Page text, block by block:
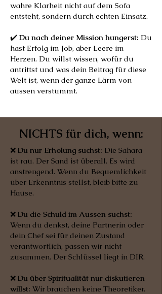
wahre Klarheit nicht auf dem Sofa
entsteht, sondern durch echten Einsatz.
✔️ Du nach deiner Mission hungerst: Du
hast Erfolg im Job, aber Leere im
Herzen. Du willst wissen, wofür du
antrittst und was dein Beitrag für diese
Welt ist, wenn der ganze Lärm von
aussen verstummt.
NICHTS für dich, wenn:
❌ Du nur Erholung suchst: Die Sahara
ist rau. Der Sand ist überall. Es wird
anstrengend. Wenn du Bequemlichkeit
über Erkenntnis stellst, bleib bitte zu
Hause.
❌ Du die Schuld im Aussen suchst:
Wenn du denkst, deine Partnerin oder
dein Chef sei für deinen Zustand
verantwortlich, passen wir nicht
zusammen. Der Schlüssel liegt in DIR.
❌ Du über Spiritualität nur diskutieren
willst: Wir brauchen keine Theoretiker.